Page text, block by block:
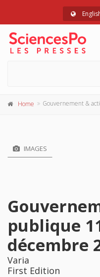
Home Gouvernement & action publique 11-4, octobre-
IMAGES
publique
décembre
Varia
First Edition